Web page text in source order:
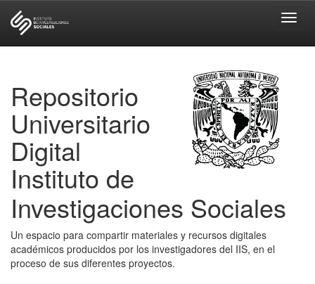
Repositorio
Universitario
Digital
Instituto de
Investigaciones Sociales
Un espacio para compartir materiales y recursos digitales
académicos producidos por los investigadores del IIS, en el
proceso de sus diferentes proyectos.